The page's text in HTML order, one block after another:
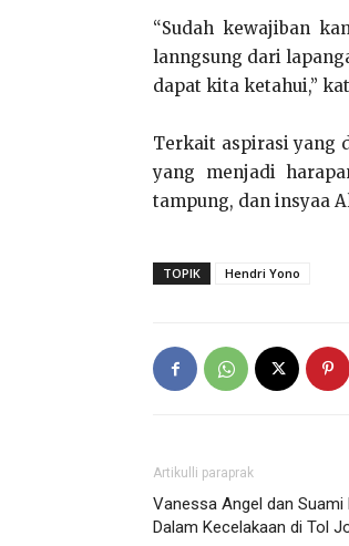
“Sudah kewajiban
lanngsung dari
dapat kita ketahui,”
Terkait aspirasi yang
yang menjadi
tampung, dan insyaa
TOPIK Hendri Yono
Artikulli paraprak
Vanessa Angel dan Suami
Dalam Kecelakaan di Tol